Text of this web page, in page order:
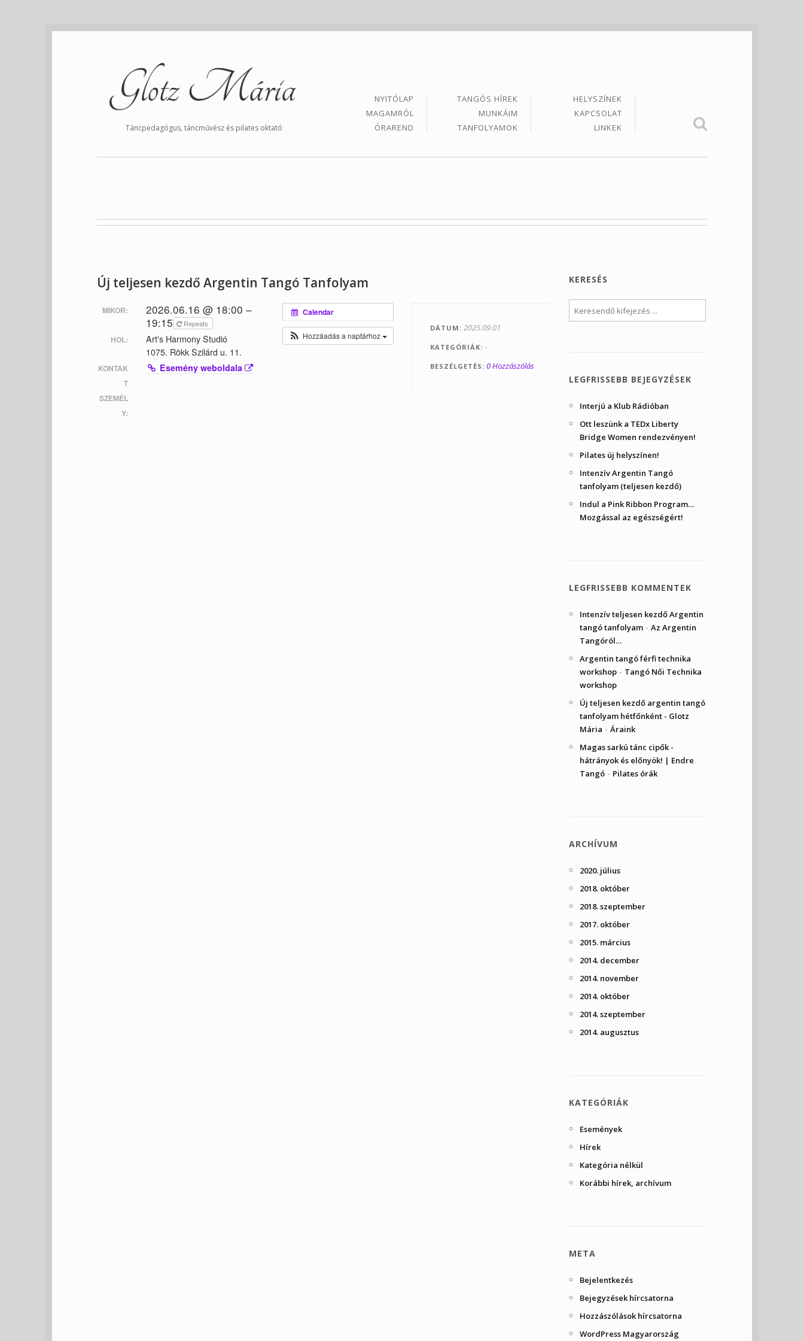
Táncpedagógus, táncművész és pilates oktató
NYITÓLAP
MAGAMRÓL
ÓRAREND
TANGÓS HÍREK
MUNKÁIM
TANFOLYAMOK
HELYSZÍNEK
KAPCSOLAT
LINKEK
Új teljesen kezdő Argentin Tangó Tanfolyam
DÁTUM 2025.09.01
KATEGÓRIÁK -
BESZÉLGETÉS 0 Hozzászólás
Calendar
Hozzáadás a naptárhoz
MIKOR:
2026.06.16 @ 18:00 –
19:15
Repeats
HOL:
Art's Harmony Studió
1075. Rökk Szilárd u. 11.
KONTAK
T
SZEMÉL
Y:
Esemény weboldala
KERESÉS
LEGFRISSEBB BEJEGYZÉSEK
Interjú a Klub Rádióban
Ott leszünk a TEDx Liberty
Bridge Women rendezvényen!
Pilates új helyszínen!
Intenzív Argentin Tangó
tanfolyam (teljesen kezdő)
Indul a Pink Ribbon Program…
Mozgással az egészségért!
LEGFRISSEBB KOMMENTEK
Intenzív teljesen kezdő Argentin
tangó tanfolyam -Az Argentin
Tangóról…
Argentin tangó férfi technika
workshop - Tangó Női Technika
workshop
Új teljesen kezdő argentin tangó
tanfolyam hétfőnként - Glotz
Mária -Áraink
Magas sarkú tánc cipők -
hátrányok és előnyök! | Endre
Tangó - Pilates órák
ARCHÍVUM
2020. július
2018. október
2018. szeptember
2017. október
2015. március
2014. december
2014. november
2014. október
2014. szeptember
2014. augusztus
KATEGÓRIÁK
Események
Hírek
Kategória nélkül
Korábbi hírek, archívum
META
Bejelentkezés
Bejegyzések hírcsatorna
Hozzászólások hírcsatorna
WordPress Magyarország